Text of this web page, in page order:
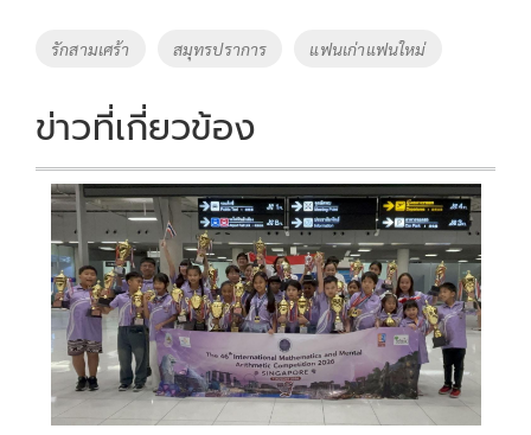
o
k
Li
k
Tags
รักสามเศร้า สมุทรปราการ แฟนเก่าแฟนใหม่
ข่าวที่เกี่ยวข้อง